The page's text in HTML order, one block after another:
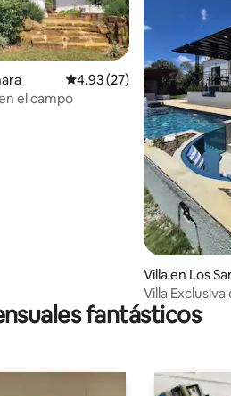
evaluaciones
Calificación promedio:
4.93 (27)
Casa de bahareque en el campo
Villa en Los
Villa Exclusiva
Fogata
fantásticos